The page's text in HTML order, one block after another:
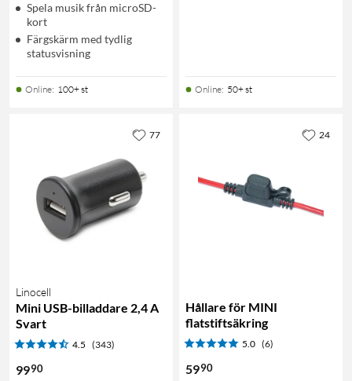
Spela musik från microSD-
kort
Färgskärm med tydlig
statusvisning
Online: 100+ st Online: 50+ st
Linocell
Mini USB-billaddare 2,4 A
Svart
4.5 (343)
9990
77
Hållare för MINI
flatstiftsäkring
5.0 (6)
5990
24